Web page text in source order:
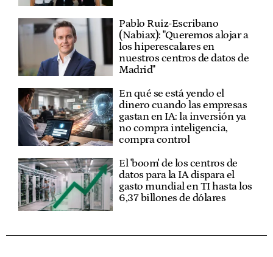
Pablo Ruiz-Escribano
(Nabiax): "Queremos alojar a
los hiperescalares en
nuestros centros de datos de
Madrid"
En qué se está yendo el
dinero cuando las empresas
gastan en IA: la inversión ya
no compra inteligencia,
compra control
El 'boom' de los centros de
datos para la IA dispara el
gasto mundial en TI hasta los
6,37 billones de dólares